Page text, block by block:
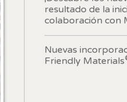
resultado de la
colaboración con
Nuevas
Friendly Materials
este
de
uso